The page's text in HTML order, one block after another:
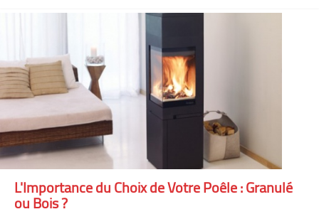
L'Importance du Choix de Votre Poêle : Granulé
ou Bois ?